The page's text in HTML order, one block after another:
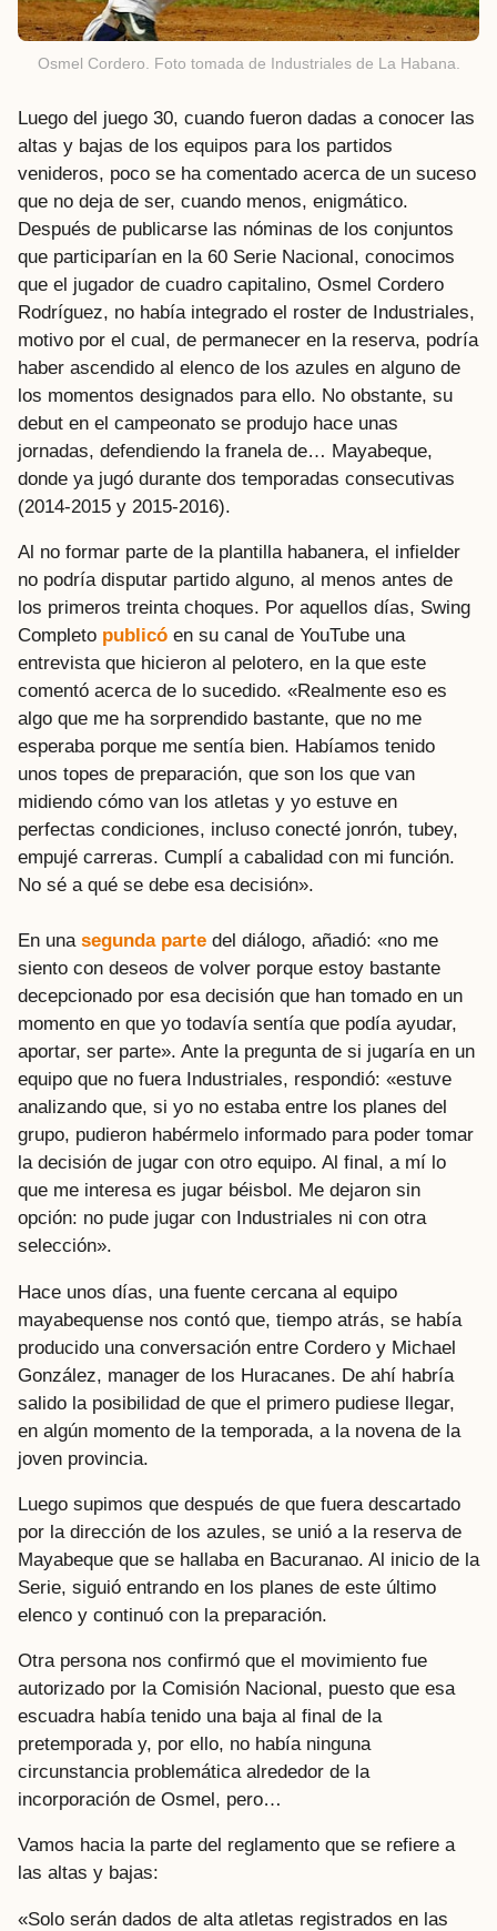
Osmel Cordero. Foto tomada de Industriales de La Habana.
Luego del juego 30, cuando fueron dadas a conocer las
altas y bajas de los equipos para los partidos
venideros, poco se ha comentado acerca de un suceso
que no deja de ser, cuando menos, enigmático.
Después de publicarse las nóminas de los conjuntos
que participarían en la 60 Serie Nacional, conocimos
que el jugador de cuadro capitalino, Osmel Cordero
Rodríguez, no había integrado el roster de Industriales,
motivo por el cual, de permanecer en la reserva, podría
haber ascendido al elenco de los azules en alguno de
los momentos designados para ello. No obstante, su
debut en el campeonato se produjo hace unas
jornadas, defendiendo la franela de… Mayabeque,
donde ya jugó durante dos temporadas consecutivas
(2014-2015 y 2015-2016).
Al no formar parte de la plantilla habanera, el infielder
no podría disputar partido alguno, al menos antes de
los primeros treinta choques. Por aquellos días, Swing
Completo publicó en su canal de YouTube una
entrevista que hicieron al pelotero, en la que este
comentó acerca de lo sucedido. «Realmente eso es
algo que me ha sorprendido bastante, que no me
esperaba porque me sentía bien. Habíamos tenido
unos topes de preparación, que son los que van
midiendo cómo van los atletas y yo estuve en
perfectas condiciones, incluso conecté jonrón, tubey,
empujé carreras. Cumplí a cabalidad con mi función.
No sé a qué se debe esa decisión».
En una segunda parte del diálogo, añadió: «no me
siento con deseos de volver porque estoy bastante
decepcionado por esa decisión que han tomado en un
momento en que yo todavía sentía que podía ayudar,
aportar, ser parte». Ante la pregunta de si jugaría en un
equipo que no fuera Industriales, respondió: «estuve
analizando que, si yo no estaba entre los planes del
grupo, pudieron habérmelo informado para poder tomar
la decisión de jugar con otro equipo. Al final, a mí lo
que me interesa es jugar béisbol. Me dejaron sin
opción: no pude jugar con Industriales ni con otra
selección».
Hace unos días, una fuente cercana al equipo
mayabequense nos contó que, tiempo atrás, se había
producido una conversación entre Cordero y Michael
González, manager de los Huracanes. De ahí habría
salido la posibilidad de que el primero pudiese llegar,
en algún momento de la temporada, a la novena de la
joven provincia.
Luego supimos que después de que fuera descartado
por la dirección de los azules, se unió a la reserva de
Mayabeque que se hallaba en Bacuranao. Al inicio de la
Serie, siguió entrando en los planes de este último
elenco y continuó con la preparación.
Otra persona nos confirmó que el movimiento fue
autorizado por la Comisión Nacional, puesto que esa
escuadra había tenido una baja al final de la
pretemporada y, por ello, no había ninguna
circunstancia problemática alrededor de la
incorporación de Osmel, pero…
Vamos hacia la parte del reglamento que se refiere a
las altas y bajas:
«Solo serán dados de alta atletas registrados en las